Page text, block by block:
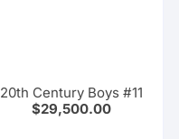
20th Century Boys #11
$29,500.00